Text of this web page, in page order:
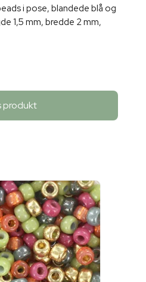
i pose, blandede blå og
1,5 mm, bredde 2 mm,
produkt